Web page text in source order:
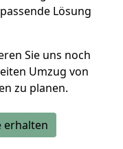
Lösung
Sie uns noch
Umzug von
zu planen.
erhalten